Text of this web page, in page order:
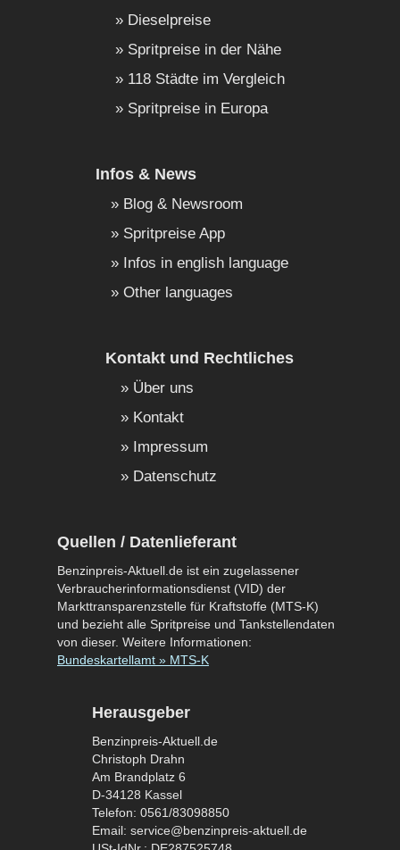
Dieselpreise
Spritpreise in der Nähe
118 Städte im Vergleich
Spritpreise in Europa
Infos & News
Blog & Newsroom
Spritpreise App
Infos in english language
Other languages
Kontakt und Rechtliches
Über uns
Kontakt
Impressum
Datenschutz
Quellen / Datenlieferant
Benzinpreis-Aktuell.de ist ein zugelassener
Verbraucherinformationsdienst (VID) der
Markttransparenzstelle für Kraftstoffe (MTS-K)
und bezieht alle Spritpreise und Tankstellendaten
von dieser. Weitere Informationen:
Bundeskartellamt » MTS-K
Herausgeber
Benzinpreis-Aktuell.de
Christoph Drahn
Am Brandplatz 6
D-34128 Kassel
Telefon: 0561/83098850
Email: service@benzinpreis-aktuell.de